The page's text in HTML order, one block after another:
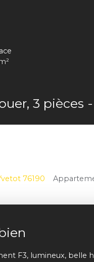
3 pièces
76190
F3, lumineux, belle